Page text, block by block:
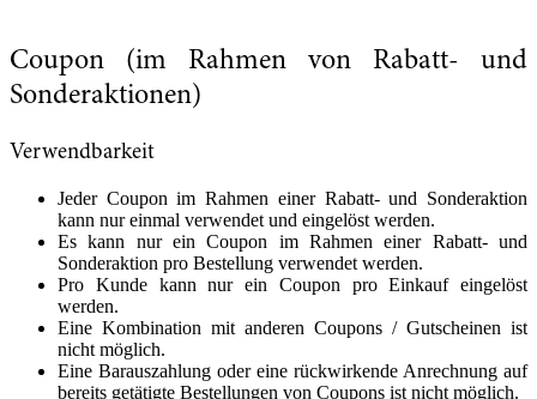
Coupon (im Rahmen von Rabatt- und
Sonderaktionen)
Verwendbarkeit
Jeder Coupon im Rahmen einer Rabatt- und Sonderaktion
kann nur einmal verwendet und eingelöst werden.
Es kann nur ein Coupon im Rahmen einer Rabatt- und
Sonderaktion pro Bestellung verwendet werden.
Pro Kunde kann nur ein Coupon pro Einkauf eingelöst
werden.
Eine Kombination mit anderen Coupons / Gutscheinen ist
nicht möglich.
Eine Barauszahlung oder eine rückwirkende Anrechnung auf
bereits getätigte Bestellungen von Coupons ist nicht möglich.